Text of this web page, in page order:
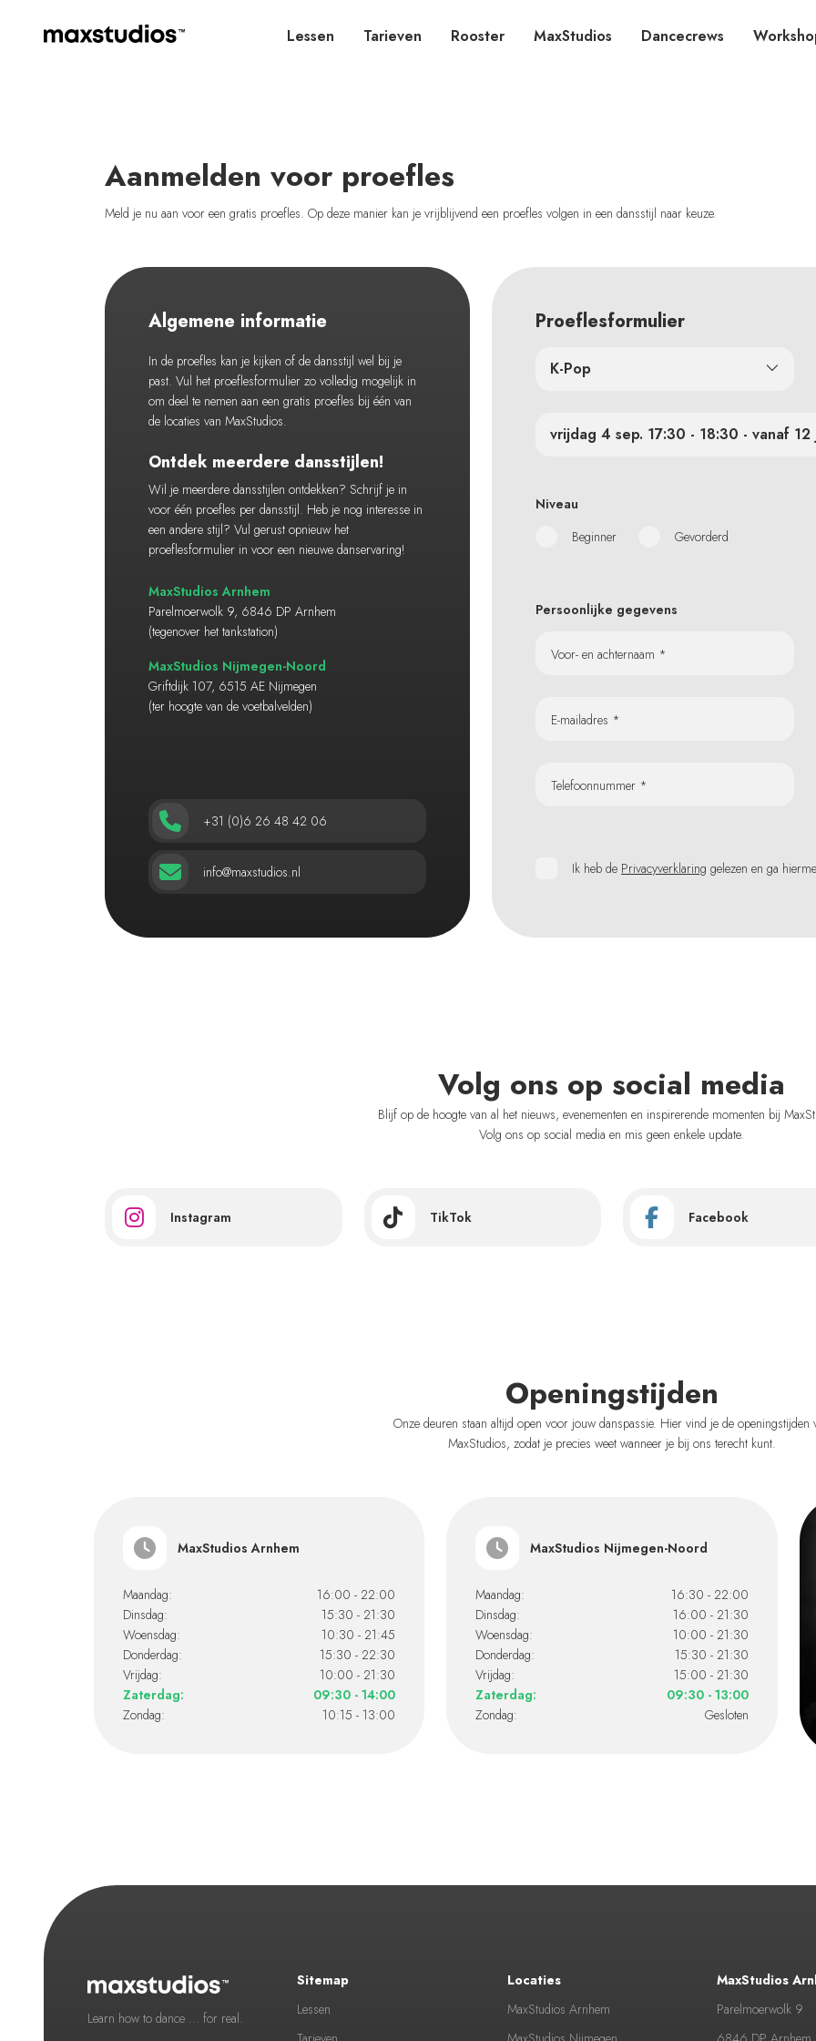
Lessen Tarieven Rooster MaxStudios Dancecrews
Aanmelden voor proefles
Meld je nu aan voor een gratis proefles. Op deze manier kan je vrijblijvend een proefles volgen in een dansstijl naar keuze.
Algemene informatie
In de proefles kan je kijken of de dansstijl wel bij je
past. Vul het proeflesformulier zo volledig mogelijk in
om deel te nemen aan een gratis proefles bij één van
de locaties van MaxStudios.
Ontdek meerdere dansstijlen!
Wil je meerdere dansstijlen ontdekken? Schrijf je in
voor één proefles per dansstijl. Heb je nog interesse in
een andere stijl? Vul gerust opnieuw het
proeflesformulier in voor een nieuwe danservaring!
MaxStudios Arnhem
Parelmoerwolk 9, 6846 DP Arnhem
(tegenover het tankstation)
MaxStudios Nijmegen-Noord
Griftdijk 107, 6515 AE Nijmegen
(ter hoogte van de voetbalvelden)
+31 (0)6 26 48 42 06
info@maxstudios.nl
Proeflesformulier
K-Pop
vrijdag 4 sep. 17:30 - 18:30 - vanaf
Niveau
Beginner
Gevorderd
Persoonlijke gegevens
Voor- en achternaam *
E-mailadres *
Telefoonnummer *
Ik heb de Privacyverklaring gelezen en ga
Volg ons op social media
Blijf op de hoogte van al het nieuws, evenementen en inspirerende momenten bij
Volg ons op social media en mis geen enkele update.
Instagram TikTok Facebook
Openingstijden
Onze deuren staan altijd open voor jouw danspassie. Hier vind je de openingstijden
MaxStudios, zodat je precies weet wanneer je bij ons terecht kunt.
MaxStudios Arnhem
Maandag:
16:00 - 22:00
Dinsdag:
15:30 - 21:30
Woensdag:
10:30 - 21:45
Donderdag:
15:30 - 22:30
Vrijdag:
10:00 - 21:30
Zaterdag:
09:30 - 14:00
Zondag:
10:15 - 13:00
MaxStudios Nijmegen-Noord
Maandag:
16:30 - 22:00
Dinsdag:
16:00 - 21:30
Woensdag:
10:00 - 21:30
Donderdag:
15:30 - 21:30
Vrijdag:
15:00 - 21:30
Zaterdag:
09:30 - 13:00
Zondag:
Gesloten
Learn how to dance ... for real.
Sitemap
Lessen
Locaties
MaxStudios Arnhem
MaxStudios
Parelmoerwolk 9